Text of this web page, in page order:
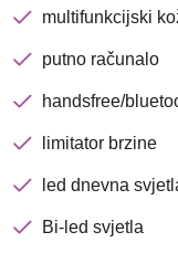
multifunkcijski
putno računalo
handsfree/
limitator brzine
led dnevna
Bi-led svjetla